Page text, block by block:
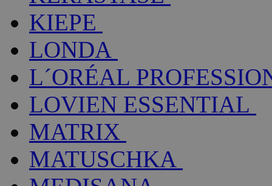
KIEPE
LONDA
L´ORÉAL
LOVIEN ESSENTIAL
MATRIX
MATUSCHKA